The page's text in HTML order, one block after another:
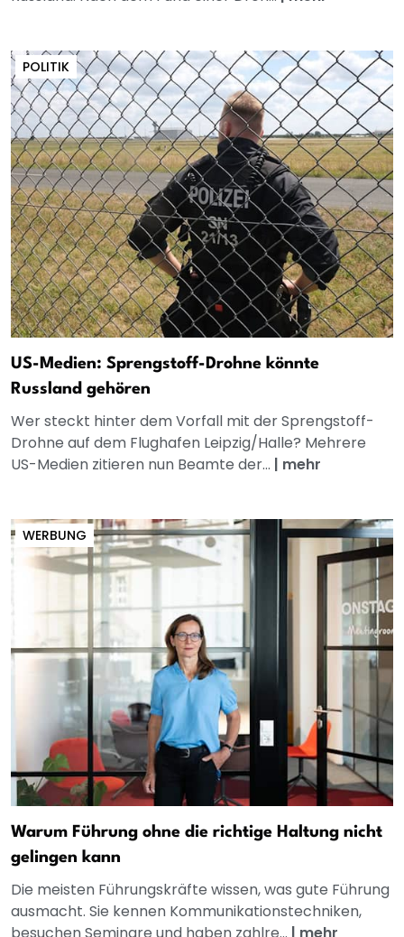
POLITIK
US-Medien: Sprengstoff-Drohne könnte
Russland gehören
Wer steckt hinter dem Vorfall mit der Sprengstoff-
Drohne auf dem Flughafen Leipzig/Halle? Mehrere
US-Medien zitieren nun Beamte der... | mehr
WERBUNG
Warum Führung ohne die richtige Haltung nicht
gelingen kann
Die meisten Führungskräfte wissen, was gute Führung
ausmacht. Sie kennen Kommunikationstechniken,
besuchen Seminare und haben zahlre... | mehr